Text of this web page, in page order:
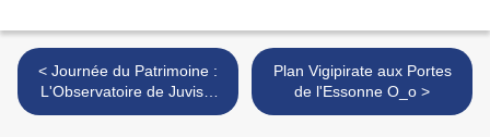
< Journée du Patrimoine :
L'Observatoire de Juvisy-
sur-Orge
Plan Vigipirate aux Portes
de l'Essonne O_o >